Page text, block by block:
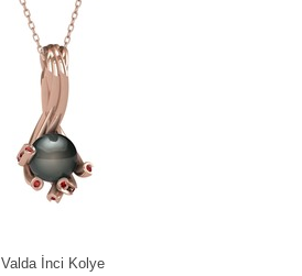
Valda İnci Kolye